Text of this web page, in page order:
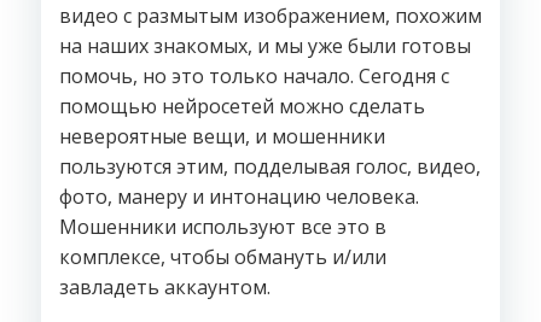
видео с размытым изображением, похожим
на наших знакомых, и мы уже были готовы
помочь, но это только начало. Сегодня с
помощью нейросетей можно сделать
невероятные вещи, и мошенники
пользуются этим, подделывая голос, видео,
фото, манеру и интонацию человека.
Мошенники используют все это в
комплексе, чтобы обмануть и/или
завладеть аккаунтом.